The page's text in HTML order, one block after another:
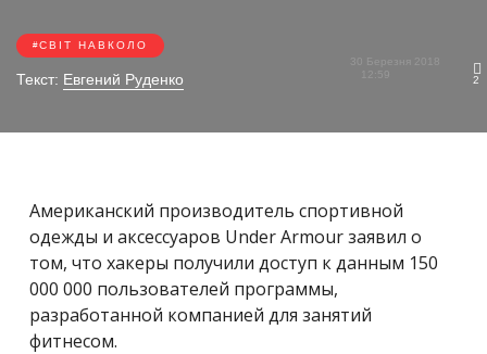
СВІТ НАВКОЛО
Текст: Евгений Руденко
30 Березня 2018
12:59
2
Американский производитель спортивной
одежды и аксессуаров Under Armour заявил о
том, что хакеры получили доступ к данным 150
000 000 пользователей программы,
разработанной компанией для занятий
фитнесом.